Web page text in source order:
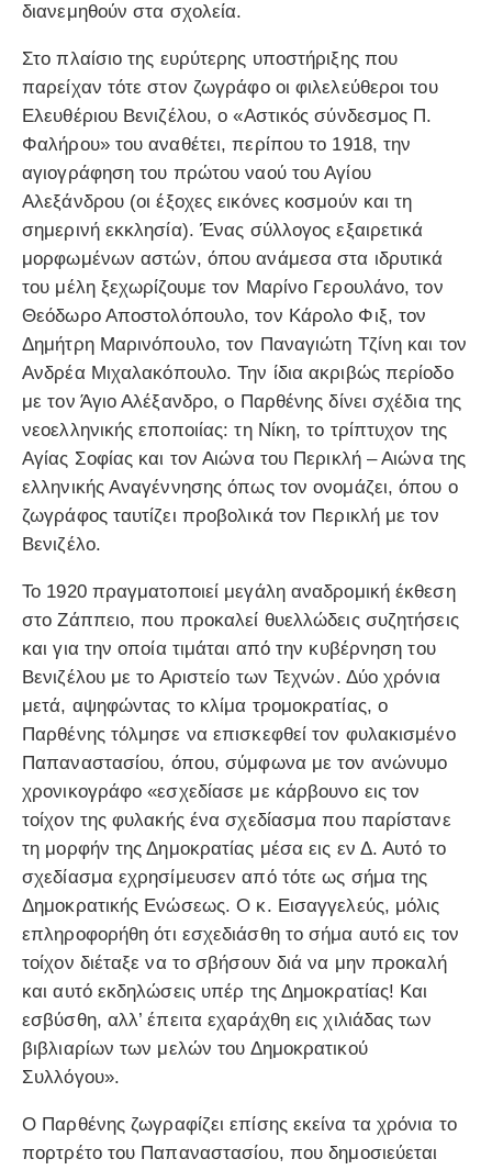
διανεμηθούν στα σχολεία.
Στο πλαίσιο της ευρύτερης υποστήριξης που
παρείχαν τότε στον ζωγράφο οι φιλελεύθεροι του
Ελευθέριου Βενιζέλου, ο «Αστικός σύνδεσμος Π.
Φαλήρου» του αναθέτει, περίπου το 1918, την
αγιογράφηση του πρώτου ναού του Αγίου
Αλεξάνδρου (οι έξοχες εικόνες κοσμούν και τη
σημερινή εκκλησία). Ένας σύλλογος εξαιρετικά
μορφωμένων αστών, όπου ανάμεσα στα ιδρυτικά
του μέλη ξεχωρίζουμε τον Μαρίνο Γερουλάνο, τον
Θεόδωρο Αποστολόπουλο, τον Κάρολο Φιξ, τον
Δημήτρη Μαρινόπουλο, τον Παναγιώτη Τζίνη και τον
Ανδρέα Μιχαλακόπουλο. Την ίδια ακριβώς περίοδο
με τον Άγιο Αλέξανδρο, ο Παρθένης δίνει σχέδια της
νεοελληνικής εποποιίας: τη Νίκη, το τρίπτυχον της
Αγίας Σοφίας και τον Αιώνα του Περικλή – Αιώνα της
ελληνικής Αναγέννησης όπως τον ονομάζει, όπου ο
ζωγράφος ταυτίζει προβολικά τον Περικλή με τον
Βενιζέλο.
Το 1920 πραγματοποιεί μεγάλη αναδρομική έκθεση
στο Ζάππειο, που προκαλεί θυελλώδεις συζητήσεις
και για την οποία τιμάται από την κυβέρνηση του
Βενιζέλου με το Αριστείο των Τεχνών. Δύο χρόνια
μετά, αψηφώντας το κλίμα τρομοκρατίας, ο
Παρθένης τόλμησε να επισκεφθεί τον φυλακισμένο
Παπαναστασίου, όπου, σύμφωνα με τον ανώνυμο
χρονικογράφο «εσχεδίασε με κάρβουνο εις τον
τοίχον της φυλακής ένα σχεδίασμα που παρίστανε
τη μορφήν της Δημοκρατίας μέσα εις εν Δ. Αυτό το
σχεδίασμα εχρησίμευσεν από τότε ως σήμα της
Δημοκρατικής Ενώσεως. Ο κ. Εισαγγελεύς, μόλις
επληροφορήθη ότι εσχεδιάσθη το σήμα αυτό εις τον
τοίχον διέταξε να το σβήσουν διά να μην προκαλή
και αυτό εκδηλώσεις υπέρ της Δημοκρατίας! Και
εσβύσθη, αλλ’ έπειτα εχαράχθη εις χιλιάδας των
βιβλιαρίων των μελών του Δημοκρατικού
Συλλόγου».
Ο Παρθένης ζωγραφίζει επίσης εκείνα τα χρόνια το
πορτρέτο του Παπαναστασίου, που δημοσιεύεται